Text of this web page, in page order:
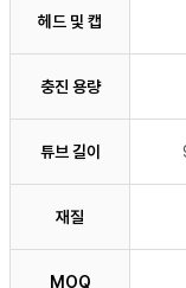
헤드 및 캡
충진 용량
튜브 길이
재질
MOQ